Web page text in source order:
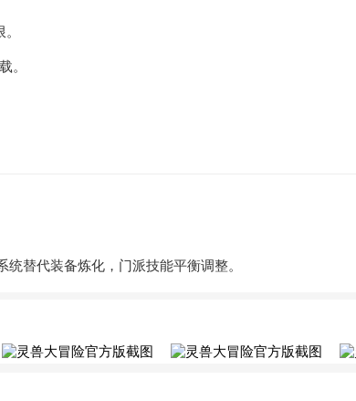
。
替代装备炼化，门派技能平衡调整。